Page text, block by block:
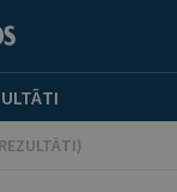
REZULTĀTI)